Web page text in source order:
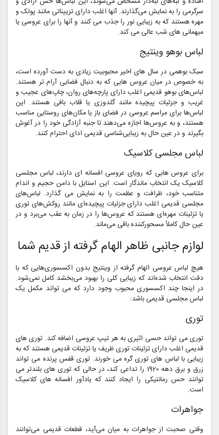
سرگرمی را به نمایش می‌گذارند. آنها اغلب دارای تزییناتی مانند پولک و
مهره هستند که به زیبایی نور را جذب می کنند و آنها را برای عروسی یا
میهمانی های شب عالی می کند.
لباس بوهو وینتیج
سبک بوهمی در سال های اخیر محبوبیت زیادی به دست آورده است،
به خصوص در میان عروس هایی که به دنبال فضایی آرام تر هستند.
لباس‌های بوهو قدیمی اغلب دارای پارچه‌های روان، چاپ‌های عجیب و
غریب و جزئیات پیچیده مانند گلدوزی یا قلاب بافی هستند. این
لباس‌ها برای مراسم عروسی در فضای باز یا مکان‌های روستایی مناسب
هستند، و به عروس‌ها اجازه می‌دهند تا جنبه آزادگی خود را در آغوش
بگیرند و در عین حال به زیبایی‌شناسی قدیمی ادای احترام کنند.
لباس مجلسی کلاسیک
برای عروس هایی که رویای عروسی افسانه ای دارند، لباس مجلسی
کلاسیک یک انتخاب ماندگار است. این استایل با دامن حجیم و اندام
متناسب خود، ظرافت و عظمت را به نمایش می گذارد. لباس‌های
مجلسی قدیمی اغلب دارای جزئیات پیچیده‌ای مانند روکش‌های توری
یا تزئینات مهره‌ای هستند که عروس‌ها را در زمان به عقب می‌برد و در
عین حال کاملاً مسحورکننده باقی می‌ماند.
لوازم جانبی ظاهر الهام گرفته از قدیم شما
هیچ لباس عروسی الهام گرفته از وینتیج بدون اکسسوری‌هایی که با
دقت انتخاب شده‌اند که زیبایی کلی را بهبود می‌بخشد کامل نمی‌شود.
در اینجا چند اکسسوری محبوب وجود دارد که می تواند مکمل یک
لباس مجلسی قدیمی باشد:
توری
توری می تواند حسی اثیری به هر تیپ عروسی اضافه کند. توری های
قدیمی اغلب دارای تزئینات توری ظریف یا تزئینات قدیمی هستند که به
زیبایی با لباس های توری گره می خورند. توری قفس پرنده می تواند
زرق و برق دهه 1920 را تداعی کند، در حالی که توری های بلندتر می
توانند حس رمانتیکی را ایجاد کنند که یادآور افسانه های کلاسیک
است.
جواهرات
وقتی صحبت از جواهرات به میان می‌آید، قطعات قدیمی می‌توانند